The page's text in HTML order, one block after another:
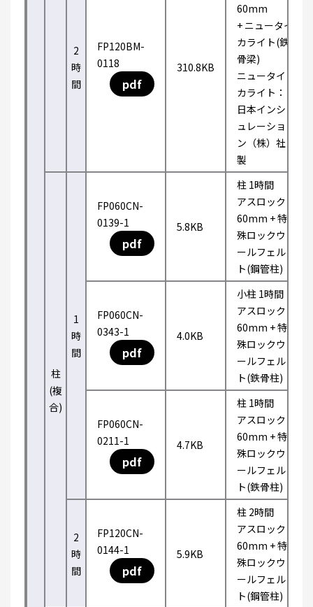
2
時
間
FP120BM-
0118
pdf
310.8KB
60mm
+ ニュータイ
カライト(鉄
骨梁)
ニュータイ
カライト：
日本インシ
ュレーショ
ン（株）社
製
柱
(複
合)
1
時
間
FP060CN-
0139-1
pdf
5.8KB
柱 1時間
アスロック
60mm + 特
殊ロックウ
ールフェル
ト(鋼管柱)
FP060CN-
0343-1
pdf
4.0KB
小柱 1時間
アスロック
60mm + 特
殊ロックウ
ールフェル
ト(鉄骨柱)
FP060CN-
0211-1
pdf
4.7KB
柱 1時間
アスロック
60mm + 特
殊ロックウ
ールフェル
ト(鉄骨柱)
2
時
間
FP120CN-
0144-1
pdf
5.9KB
柱 2時間
アスロック
60mm + 特
殊ロックウ
ールフェル
ト(鋼管柱)